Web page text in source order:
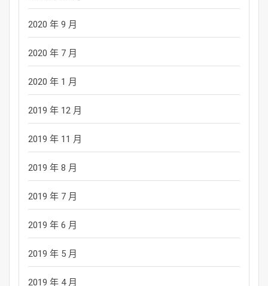
2020 年 9 月
2020 年 7 月
2020 年 1 月
2019 年 12 月
2019 年 11 月
2019 年 8 月
2019 年 7 月
2019 年 6 月
2019 年 5 月
2019 年 4 月